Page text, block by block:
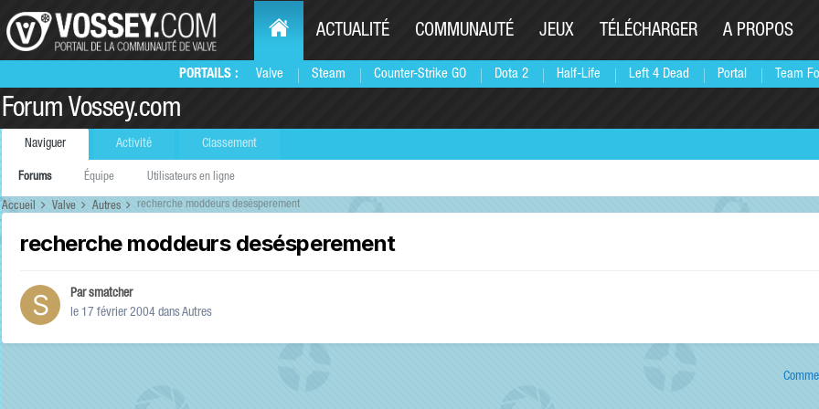
PORTAILS : Valve Steam Counter-Strike GO Dota 2 Half-Life Left 4 Dead Portal Team
ACTUALITÉ COMMUNAUTÉ JEUX TÉLÉCHARGER A PROPOS
Forum Vossey.com
Naviguer
Forums Équipe Utilisateurs en ligne
Activité Classement
Accueil Valve Autres recherche moddeurs desésperement
recherche moddeurs desésperement
Parsmatcher
le 17 février 2004 dansAutres